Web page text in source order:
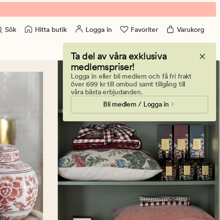
Sök Hitta butik Logga in Favoriter Varukorg
Ta del av våra exklusiva
medlemspriser!
Logga in eller bli medlem och få fri frakt
över 699 kr till ombud samt tillgång till
våra bästa erbjudanden.
Bli medlem / Logga in